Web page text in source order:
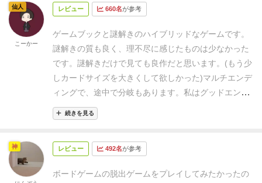
レビュー 660名が参考
ゲームブックと謎解きのハイブリッドなゲームです。
謎解きの質も良く、理不尽に感じたものは少なかった
です。 謎解きだけで見ても良作だと思います。(もう少
しカードサイズを大きくして欲しかった)マルチエンデ
ィングで、途中で分岐もあります。 私はグッドエンド
は無理でした…
て4時間かかったので、時間は多めに見た方がいいで
す。
続きを見る
仙人
こーかー
レビュー 492名が参考
ボードゲームの脱出ゲームをプレイしてみたかったの
神